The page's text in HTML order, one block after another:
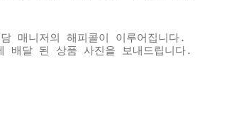
매니저의 해피콜이 이루어집니다.
배달 된 상품 사진을 보내드립니다.